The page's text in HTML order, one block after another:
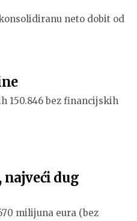
neto dobit od
150.846 bez financijskih
dug
milijuna eura (bez